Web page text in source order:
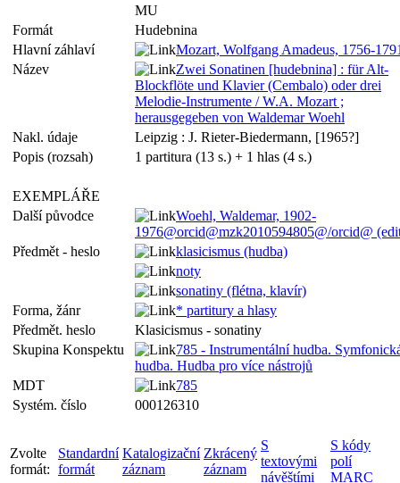
MU
Formát
Hudebnina
Hlavní záhlaví
Mozart, Wolfgang Amadeus, 1756-
Název
Zwei Sonatinen [hudebnina] : für Alt-
Blockflöte und Klavier (Cembalo) oder drei
Melodie-Instrumente / W.A. Mozart ;
herausgegeben von Waldemar Woehl
Nakl. údaje
Leipzig : J. Rieter-Biedermann, [1965?]
Popis (rozsah)
1 partitura (13 s.) + 1 hlas (4 s.)
EXEMPLÁŘE
Další původce
Woehl, Waldemar, 1902-
1976@orcid@mzk2010594805@/orcid@
Předmět - heslo
klasicismus (hudba)
noty
sonatiny (flétna, klavír)
Forma, žánr
* partitury a hlasy
Předmět. heslo
Klasicismus - sonatiny
Skupina Konspektu
785 - Instrumentální hudba.
hudba. Hudba pro více nástrojů
MDT
785
Systém. číslo
000126310
Zvolte
formát:
Standardní
formát
Katalogizační
záznam
Zkrácený
záznam
S
textovými
návěštími
S kódy
polí
MARC